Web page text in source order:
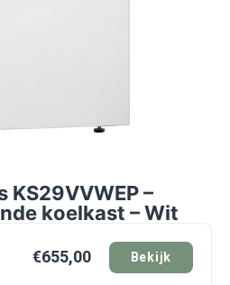
KS29VVWEP –
koelkast – Wit
€655,00 Bekijk